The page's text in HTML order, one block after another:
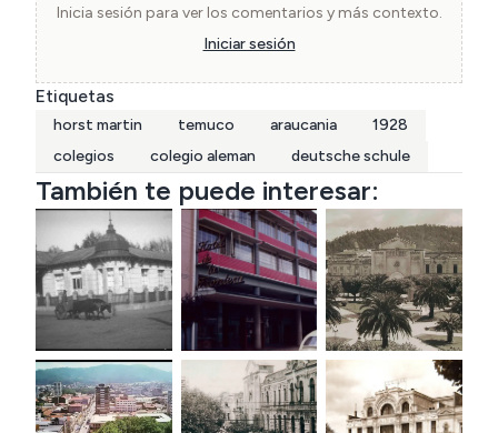
71679144
Inicia sesión para ver los comentarios y más contexto.
Iniciar sesión
Etiquetas
horst martin temuco araucania
1928
colegios
colegio aleman deutsche schule
También te puede interesar: